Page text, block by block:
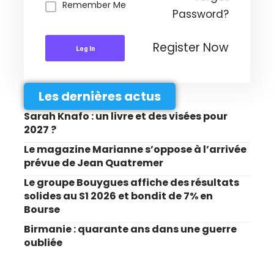
Remember Me
Password?
Log In Register Now
Les dernières actus
Sarah Knafo : un livre et des visées pour
2027 ?
Le magazine Marianne s’oppose à l’arrivée
prévue de Jean Quatremer
Le groupe Bouygues affiche des résultats
solides au S1 2026 et bondit de 7% en
Bourse
Birmanie : quarante ans dans une guerre
oubliée